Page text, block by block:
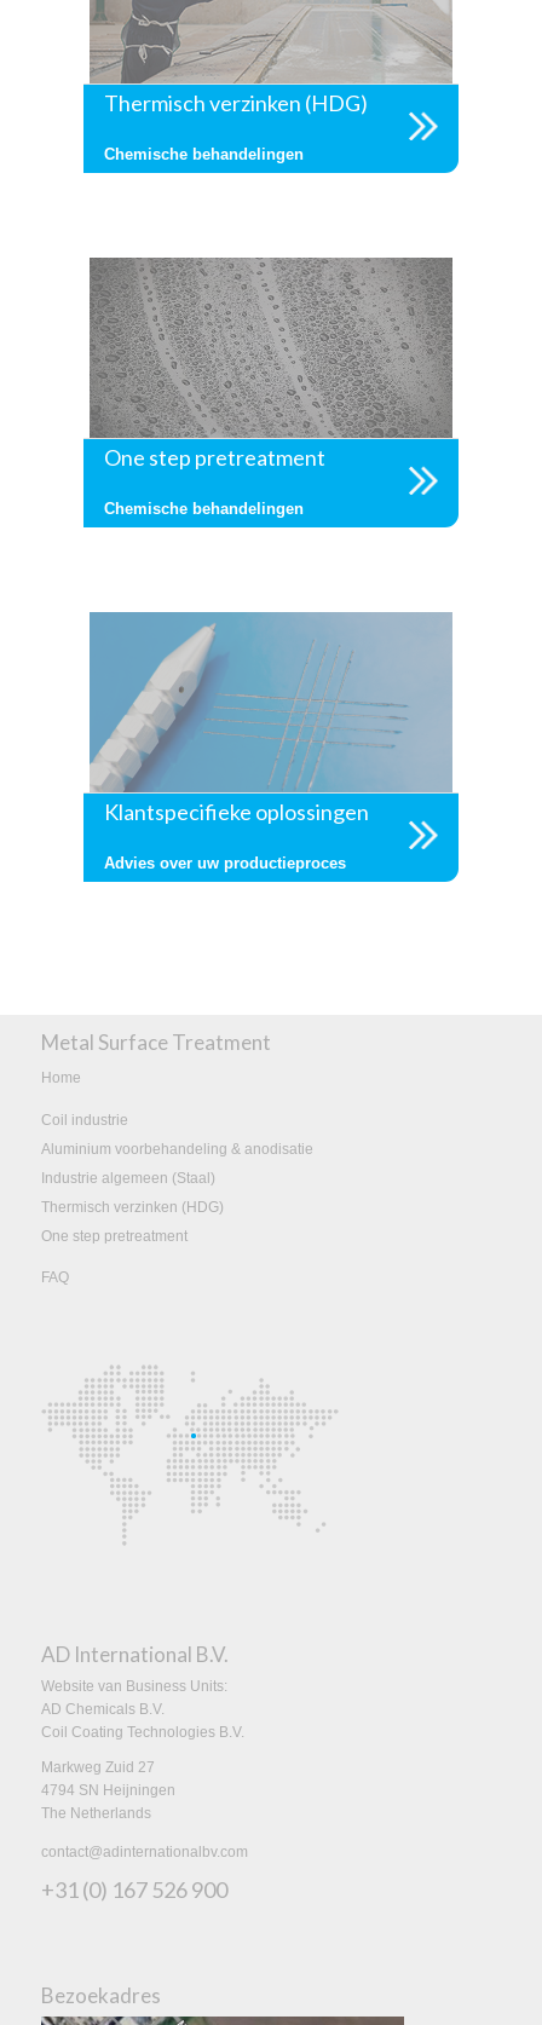
Thermisch verzinken (HDG)
Chemische behandelingen
One step pretreatment
Chemische behandelingen
Klantspecifieke oplossingen
Advies over uw productieproces
Metal Surface Treatment
Home
Coil industrie
Aluminium voorbehandeling & anodisatie
Industrie algemeen (Staal)
Thermisch verzinken (HDG)
One step pretreatment
FAQ
AD International B.V.
Website van Business Units:
AD Chemicals B.V.
Coil Coating Technologies B.V.
Markweg Zuid 27
4794 SN Heijningen
The Netherlands
contact@adinternationalbv.com
+31 (0) 167 526 900
Bezoekadres